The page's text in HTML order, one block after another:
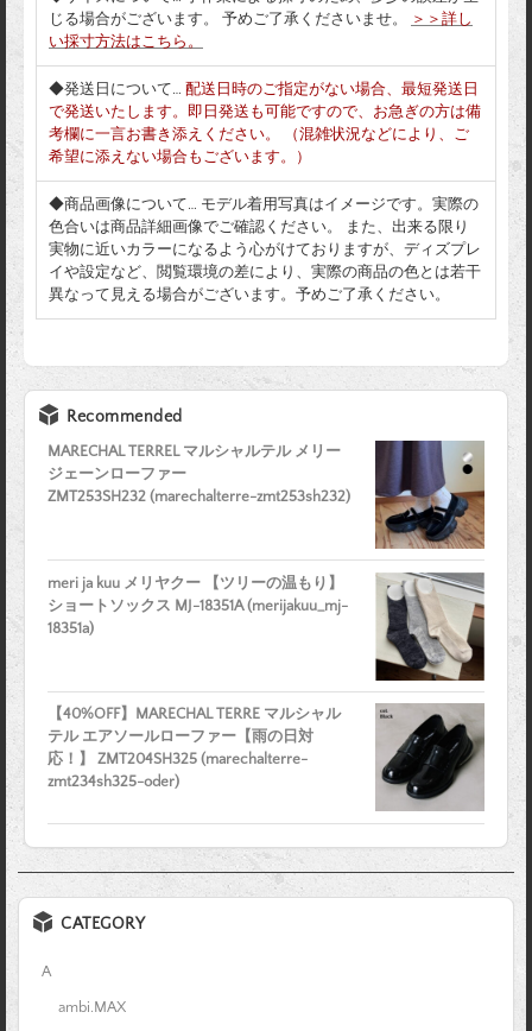
じる場合がございます。 予めご了承くださいませ。
＞＞詳し
い採寸方法はこちら。
◆発送日について… 配送日時のご指定がない場合、最短発送日
で発送いたします。即日発送も可能ですので、お急ぎの方は備
考欄に一言お書き添えください。 （混雑状況などにより、ご
希望に添えない場合もございます。）
◆商品画像について… モデル着用写真はイメージです。実際の
色合いは商品詳細画像でご確認ください。 また、出来る限り
実物に近いカラーになるよう心がけておりますが、ディズプレ
イや設定など、閲覧環境の差により、実際の商品の色とは若干
異なって見える場合がございます。予めご了承ください。
Recommended
MARECHAL TERREL マルシャルテル メリー
ジェーンローファー
ZMT253SH232 (marechalterre-zmt253sh232)
meri ja kuu メリヤクー 【ツリーの温もり】
ショートソックス MJ-18351A (merijakuu_mj-
18351a)
【40%OFF】MARECHAL TERRE マルシャル
テル エアソールローファー【雨の日対
応！】 ZMT204SH325 (marechalterre-
zmt234sh325-oder)
CATEGORY
A
ambi.MAX